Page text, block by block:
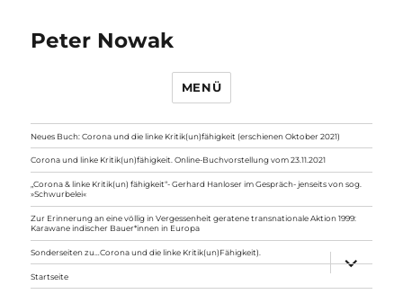
Peter Nowak
MENÜ
Neues Buch: Corona und die linke Kritik(un)fähigkeit (erschienen Oktober 2021)
Corona und linke Kritik(un)fähigkeit. Online-Buchvorstellung vom 23.11.2021
„Corona & linke Kritik(un) fähigkeit“- Gerhard Hanloser im Gespräch- jenseits von sog.
»Schwurbelei«
Zur Erinnerung an eine völlig in Vergessenheit geratene transnationale Aktion 1999:
Karawane indischer Bauer*innen in Europa
Sonderseiten zu…Corona und die linke Kritik(un)Fähigkeit).
anzeigen
Startseite